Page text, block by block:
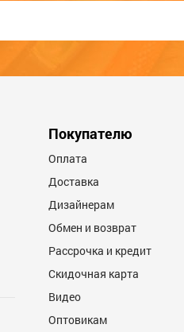
Покупателю
Оплата
Доставка
Дизайнерам
Обмен и возврат
Рассрочка и кредит
Скидочная карта
Видео
Оптовикам